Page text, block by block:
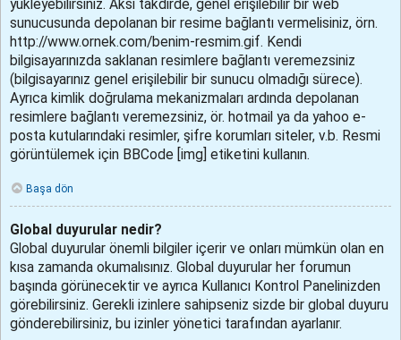
yükleyebilirsiniz. Aksi takdirde, genel erişilebilir bir web
sunucusunda depolanan bir resime bağlantı vermelisiniz, örn.
http://www.ornek.com/benim-resmim.gif. Kendi
bilgisayarınızda saklanan resimlere bağlantı veremezsiniz
(bilgisayarınız genel erişilebilir bir sunucu olmadığı sürece).
Ayrıca kimlik doğrulama mekanizmaları ardında depolanan
resimlere bağlantı veremezsiniz, ör. hotmail ya da yahoo e-
posta kutularındaki resimler, şifre korumları siteler, v.b. Resmi
görüntülemek için BBCode [img] etiketini kullanın.
Başa dön
Global duyurular nedir?
Global duyurular önemli bilgiler içerir ve onları mümkün olan en
kısa zamanda okumalısınız. Global duyurular her forumun
başında görünecektir ve ayrıca Kullanıcı Kontrol Panelinizden
görebilirsiniz. Gerekli izinlere sahipseniz sizde bir global duyuru
gönderebilirsiniz, bu izinler yönetici tarafından ayarlanır.